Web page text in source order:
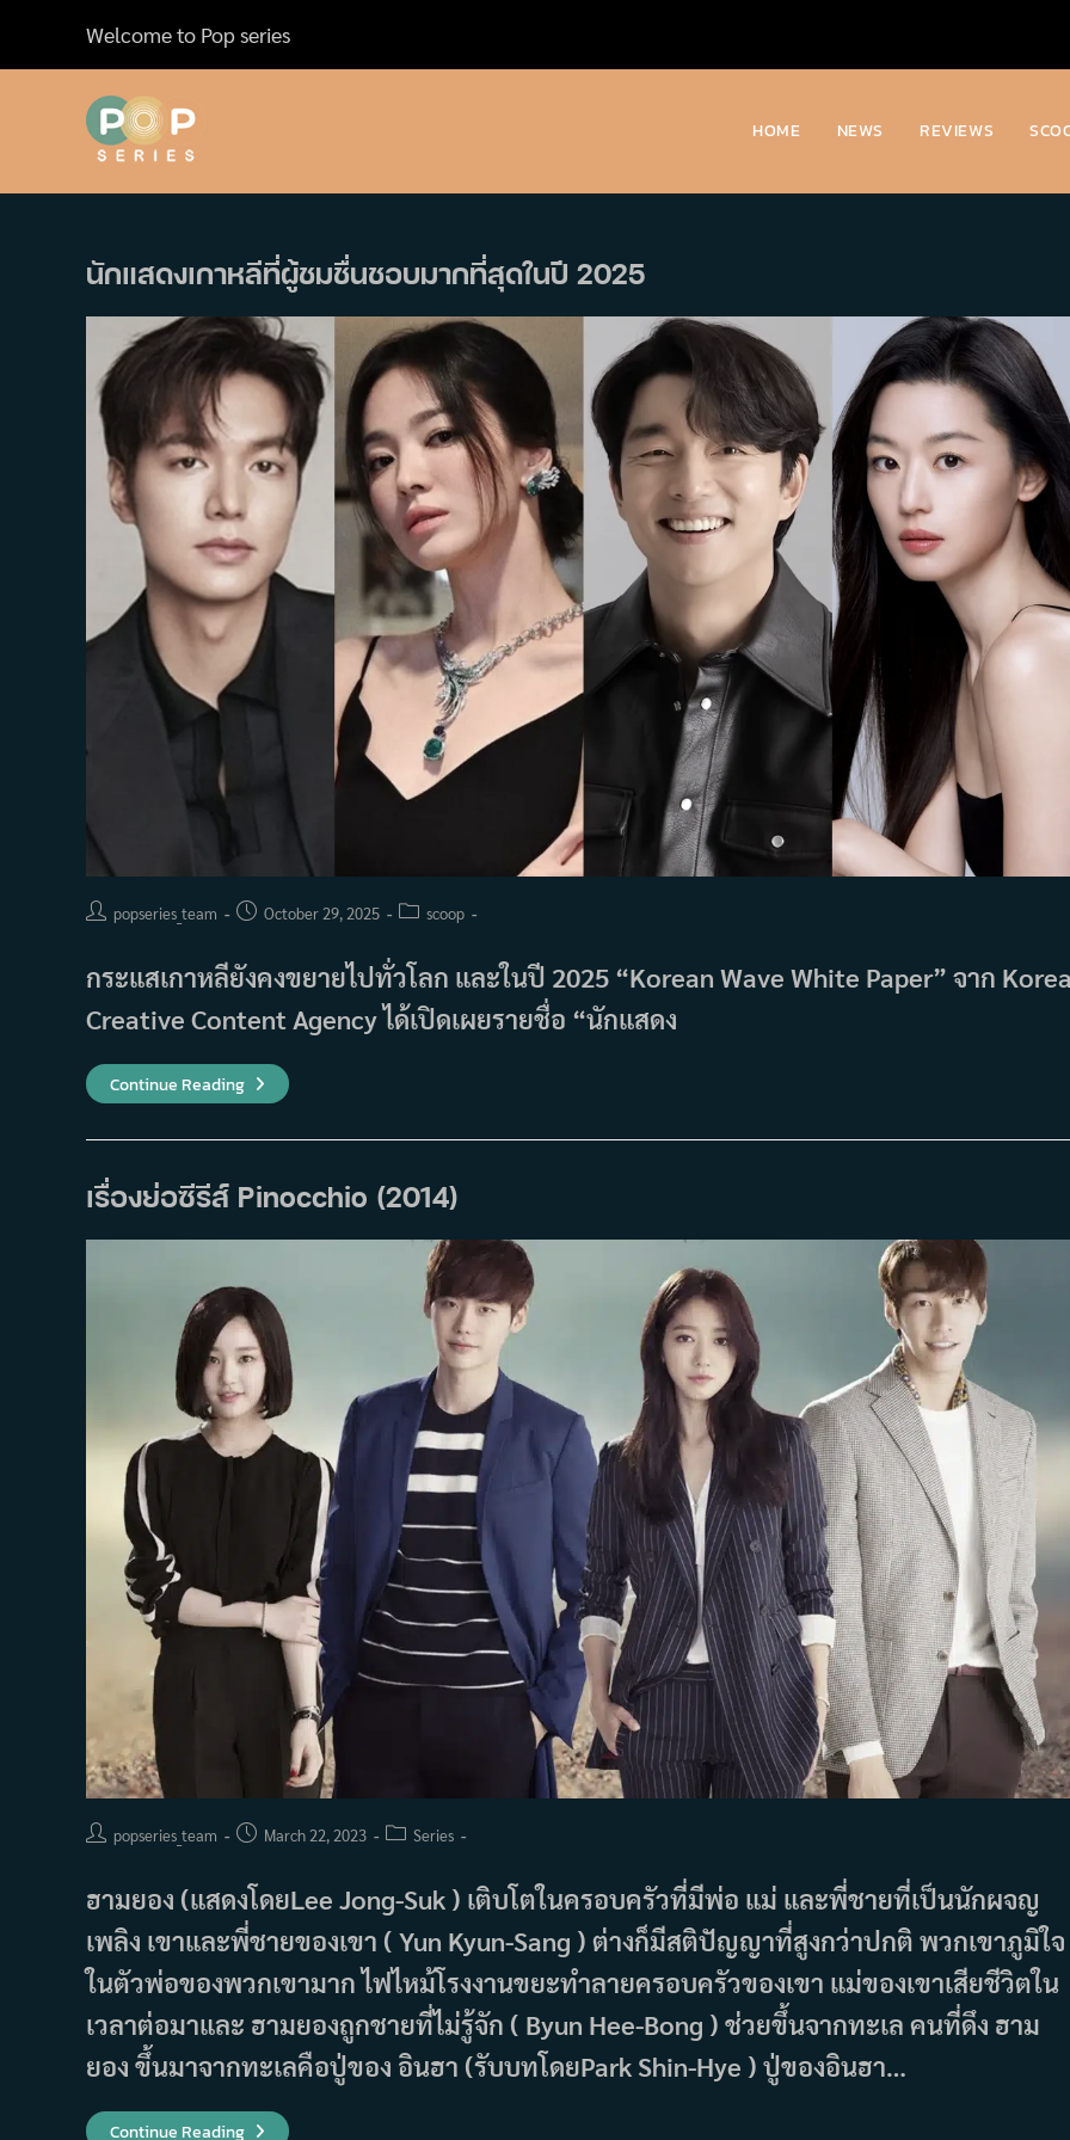
content
Welcome to Pop series
HOME NEWS REVIEWS
นักแสดงเกาหลีที่ผู้ชมชื่นชอบมากที่สุดในปี 2025
Postpopseries_team
PostOctober 29, 2025
Postscoop
กระแสเกาหลียังคงขยายไปทั่วโลก และในปี 2025 “Korean Wave White Paper” จาก
Creative Content Agency ได้เปิดเผยรายชื่อ “นักแสดง
Continue Readingนัก
แสดง
ผู้
ชอบ
มาก
ที่สุด
เรื่องย่อซีรีส์ Pinocchio (2014)
Postpopseries_team
PostMarch 22, 2023
PostSeries
ฮามยอง (แสดงโดยLee Jong-Suk ) เติบโตในครอบครัวที่มีพ่อ แม่ และพี่ชายที่เป็นนักผจญ
เพลิง เขาและพี่ชายของเขา ( Yun Kyun-Sang ) ต่างก็มีสติปัญญาที่สูงกว่าปกติ พวกเขาภูมิใจ
ในตัวพ่อของพวกเขามาก ไฟไหม้โรงงานขยะทำลายครอบครัวของเขา แม่ของเขาเสียชีวิตใน
เวลาต่อมาและ ฮามยองถูกชายที่ไม่รู้จัก ( Byun Hee-Bong ) ช่วยขึ้นจากทะเล คนที่ดึง ฮาม
ยอง ขึ้นมาจากทะเลคือปู่ของ อินฮา (รับบทโดยPark Shin-Hye ) ปู่ของอินฮา…
Continue Readingเรื่อง